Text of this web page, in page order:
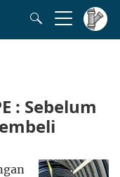
: Sebelum